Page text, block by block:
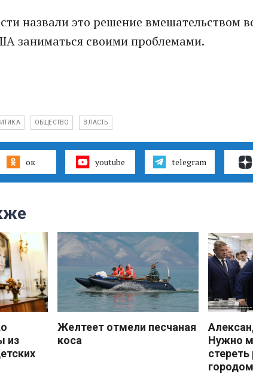
назвали это решение вмешательством
заниматься своими проблемами.
ОБЩЕСТВО ВЛАСТЬ
ок youtube telegram
из
Желтеет отмели песчаная
коса
Нужно